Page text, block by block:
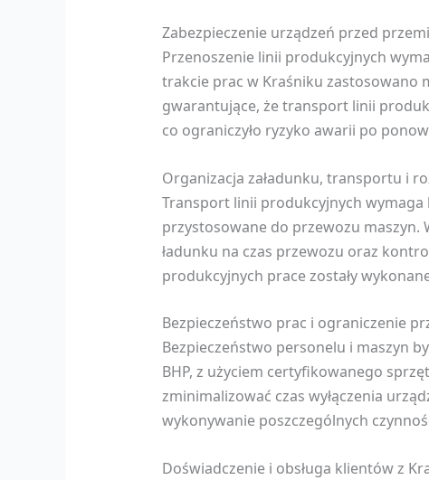
Zabezpieczenie urządzeń przed
Przenoszenie linii produkcyjnych
trakcie prac w Kraśniku zastosowano
gwarantujące, że transport linii
co ograniczyło ryzyko awarii po
Organizacja załadunku, transportu i
Transport linii produkcyjnych
przystosowane do przewozu maszyn.
ładunku na czas przewozu oraz
produkcyjnych prace zostały
Bezpieczeństwo prac i ograniczenie
Bezpieczeństwo personelu i maszyn
BHP, z użyciem certyfikowanego
zminimalizować czas wyłączenia
wykonywanie poszczególnych
Doświadczenie i obsługa klientów z